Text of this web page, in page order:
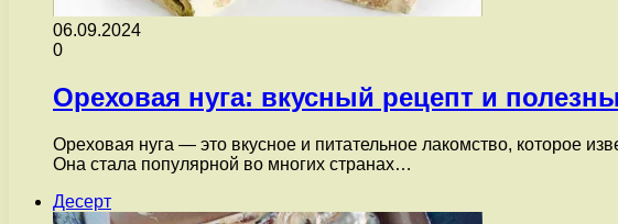
06.09.2024
0
Ореховая нуга: вкусный рецепт и
Ореховая нуга — это вкусное и питательное лакомство, которое
Она стала популярной во многих странах…
Десерт